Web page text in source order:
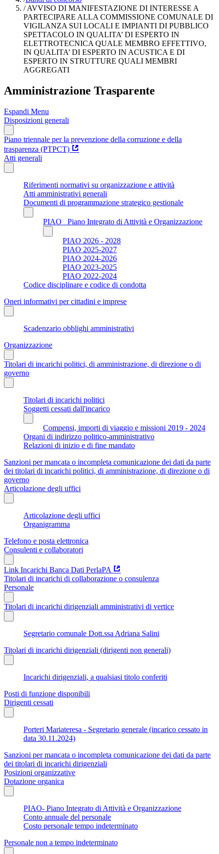
/AVVISO DI MANIFESTAZIONE DI INTERESSE A
PARTECIPARE ALLA COMMISSIONE COMUNALE DI
VIGILANZA SUI LOCALI E IMPIANTI DI PUBBLICO
SPETTACOLO IN QUALITA’ DI ESPERTO IN
ELETTROTECNICA QUALE MEMBRO EFFETTIVO,
IN QUALITA’ DI ESPERTO IN ACUSTICA E DI
ESPERTO IN STRUTTURE QUALI MEMBRI
AGGREGATI
Amministrazione Trasparente
Espandi Menu
Disposizioni generali
Piano triennale per la prevenzione della corruzione e della
trasparenza (PTPCT)
Atti generali
Riferimenti normativi su organizzazione e attività
Atti amministrativi generali
Documenti di programmazione strategico gestionale
PIAO_ Piano Integrato di Attività e Organizzazione
PIAO 2026 - 2028
PIAO 2025-2027
PIAO 2024-2026
PIAO 2023-2025
PIAO 2022-2024
Codice disciplinare e codice di condotta
Oneri informativi per cittadini e imprese
Scadenzario obblighi amministrativi
Organizzazione
Titolari di incarichi politici, di amministrazione, di direzione o di
governo
Titolari di incarichi politici
Soggetti cessati dall'incarico
Compensi, importi di viaggio e missioni 2019 - 2024
Organi di indirizzo politico-amministrativo
Relazioni di inizio e di fine mandato
Sanzioni per mancata o incompleta comunicazione dei dati da parte
dei titolari di incarichi politici, di amministrazione, di direzione o di
governo
Articolazione degli uffici
Articolazione degli uffici
Organigramma
Telefono e posta elettronica
Consulenti e collaboratori
Link Incarichi Banca Dati PerlaPA
Titolari di incarichi di collaborazione o consulenza
Personale
Titolari di incarichi dirigenziali amministrativi di vertice
Segretario comunale Dott.ssa Adriana Salini
Titolari di incarichi dirigenziali (dirigenti non generali)
Incarichi dirigenziali, a qualsiasi titolo conferiti
Posti di funzione disponibili
Dirigenti cessati
Porteri Mariateresa - Segretario generale (incarico cessato in
data 30.11.2024)
Sanzioni per mancata o incompleta comunicazione dei dati da parte
dei titolari di incarichi dirigenziali
Posizioni organizzative
Dotazione organica
PIAO- Piano Integrato di Attività e Organizzazione
Conto annuale del personale
Costo personale tempo indeterminato
Personale non a tempo indeterminato